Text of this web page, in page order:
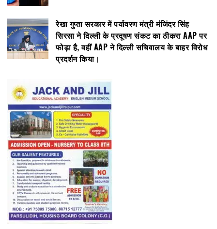
रेखा गुप्ता सरकार में पर्यावरण मंत्री मंजिंदर सिंह
सिरसा ने दिल्ली के प्रदूषण संकट का ठीकरा AAP पर
फोड़ा है, वहीं AAP ने दिल्ली सचिवालय के बाहर विरोध
प्रदर्शन किया।